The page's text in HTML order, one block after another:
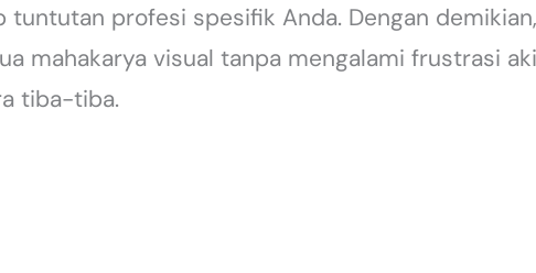
profesi spesifik Anda. Dengan
mahakarya visual tanpa mengalami frustrasi
tiba-tiba.